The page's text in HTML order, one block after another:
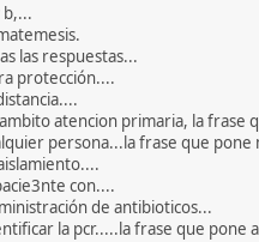
b,...
las respuestas...
protección....
atencion primaria, la frase
persona...la frase que
con....
de antibioticos...
la pcr.....la frase que pone